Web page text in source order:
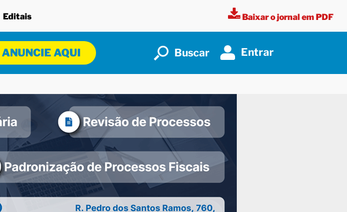
Editais Baixar o jornal em PDF
ANUNCIE AQUI Buscar Entrar